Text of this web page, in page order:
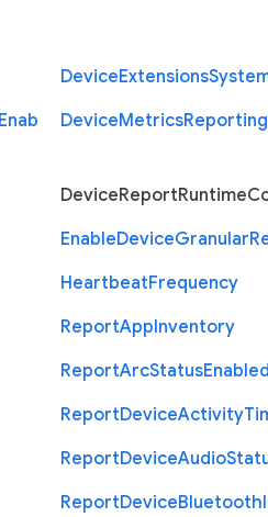
DeviceExtensions
Enab
DeviceMetricsReporting
DeviceReportRuntime
EnableDeviceGranular
HeartbeatFrequency
ReportAppInventory
ReportArcStatusEnabled
ReportDeviceActivity
ReportDeviceAudio
ReportDeviceBluetooth